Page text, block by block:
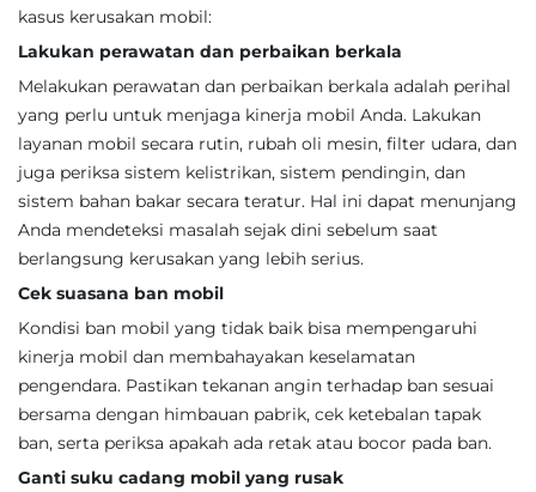
kasus kerusakan mobil:
Lakukan perawatan dan perbaikan berkala
Melakukan perawatan dan perbaikan berkala adalah perihal
yang perlu untuk menjaga kinerja mobil Anda. Lakukan
layanan mobil secara rutin, rubah oli mesin, filter udara, dan
juga periksa sistem kelistrikan, sistem pendingin, dan
sistem bahan bakar secara teratur. Hal ini dapat menunjang
Anda mendeteksi masalah sejak dini sebelum saat
berlangsung kerusakan yang lebih serius.
Cek suasana ban mobil
Kondisi ban mobil yang tidak baik bisa mempengaruhi
kinerja mobil dan membahayakan keselamatan
pengendara. Pastikan tekanan angin terhadap ban sesuai
bersama dengan himbauan pabrik, cek ketebalan tapak
ban, serta periksa apakah ada retak atau bocor pada ban.
Ganti suku cadang mobil yang rusak